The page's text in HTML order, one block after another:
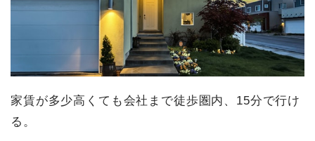
家賃が多少高くても会社まで徒歩圏内、15分で行け
る。